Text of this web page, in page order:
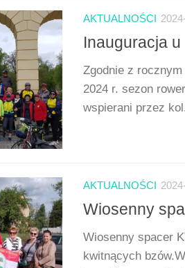
AKTUALNOŚCI
Inauguracja
Zgodnie z rocznym
2024 r. sezon
wspierani przez
AKTUALNOŚCI
Wiosenny
Wiosenny spacer
kwitnących